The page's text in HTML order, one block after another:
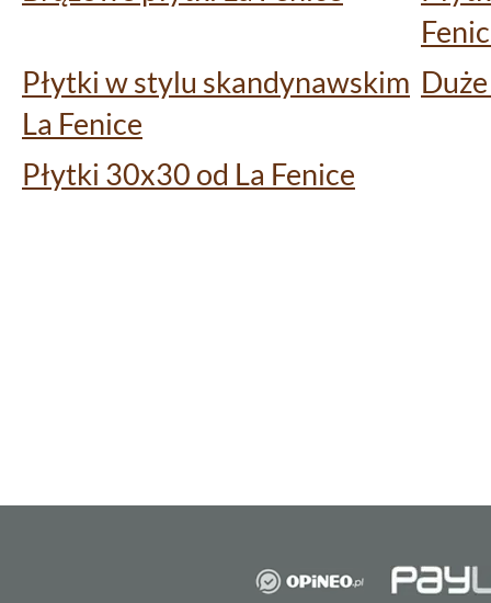
Płytki w stylu skandynawskim
La Fenice
Płytki 30x30 od La Fenice